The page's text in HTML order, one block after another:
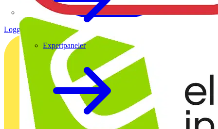
Expertpaneler
Logga in Registrera dig